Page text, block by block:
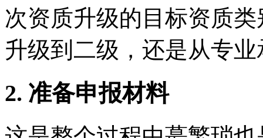
次资质升级的目标资质
升级到二级，还是从专
2. 准备申报材料